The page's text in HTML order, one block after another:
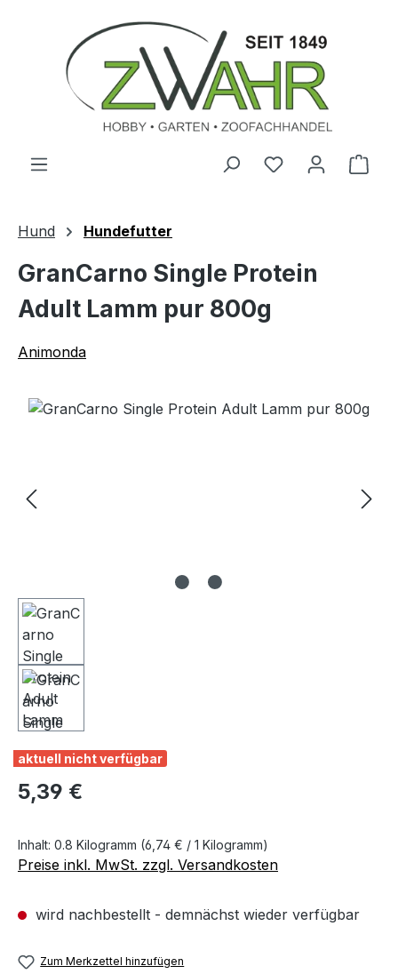
Zum Hauptinhalt springen
Hund Hundefutter
GranCarno Single Protein
Adult Lamm pur 800g
Animonda
Bildergalerie überspringen
aktuell nicht verfügbar
Regulärer Preis:
5,39 €
Inhalt: 0.8 Kilogramm (6,74 € / 1 Kilogramm)
Preise inkl. MwSt. zzgl. Versandkosten
wird nachbestellt - demnächst wieder verfügbar
Zum Merkzettel hinzufügen